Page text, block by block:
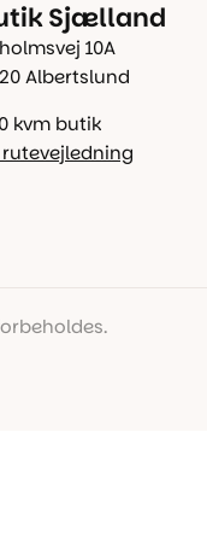
Sjælland
10A
Albertslund
kvm butik
rutevejledning